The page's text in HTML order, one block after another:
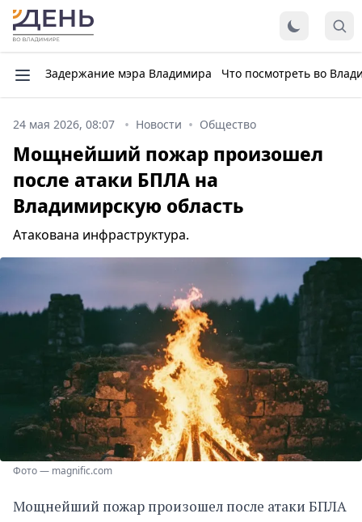
Задержание мэра Владимира Что посмотреть во
24 мая 2026, 08:07 Новости Общество
Мощнейший пожар произошел
после атаки БПЛА на
Владимирскую область
Атакована инфраструктура.
Фото — magnific.com
Мощнейший пожар произошел после атаки БПЛА